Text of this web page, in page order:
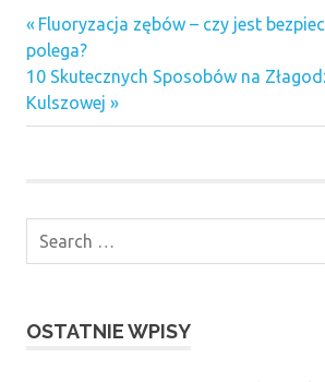
Nawigacja
wpisu
Previous
Post:
Fluoryzacja zębów – czy jest
polega?
Next
Post:
10 Skutecznych Sposobów na
Kulszowej
OSTATNIE WPISY